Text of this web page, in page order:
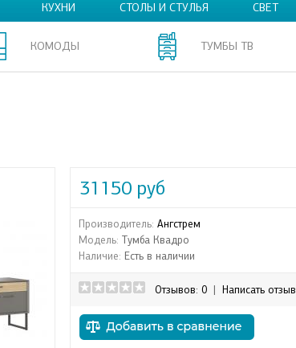
КУХНИ СТОЛЫ И СТУЛЬЯ СВЕТ
КОМОДЫ ТУМБЫ ТВ
31150 руб
Производитель: Ангстрем
Модель: Тумба Квадро
Наличие: Есть в наличии
Отзывов: 0 Написать отзыв